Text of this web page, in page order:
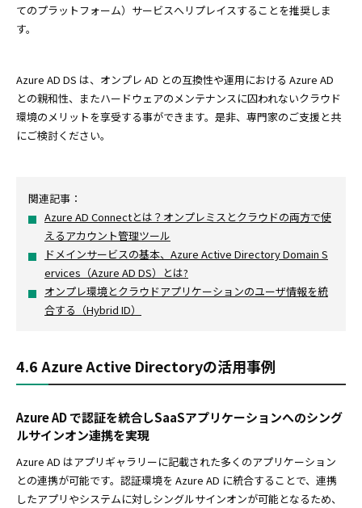
てのプラットフォーム）サービスへリプレイスすることを推奨しま
す。
Azure AD DS は、オンプレ AD との互換性や運用における Azure AD
との親和性、またハードウェアのメンテナンスに囚われないクラウド
環境のメリットを享受する事ができます。是非、専門家のご支援と共
にご検討ください。
関連記事：
Azure AD Connectとは？オンプレミスとクラウドの両方で使
えるアカウント管理ツール
ドメインサービスの基本、Azure Active Directory Domain S
ervices（Azure AD DS）とは?
オンプレ環境とクラウドアプリケーションのユーザ情報を統
合する（Hybrid ID）
4.6 Azure Active Directoryの活用事例
Azure AD で認証を統合しSaaSアプリケーションへのシング
ルサインオン連携を実現
Azure AD はアプリギャラリーに記載された多くのアプリケーション
との連携が可能です。認証環境を Azure AD に統合することで、連携
したアプリやシステムに対しシングルサインオンが可能となるため、